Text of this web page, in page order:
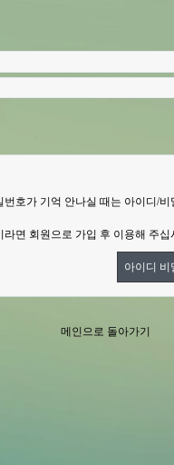
번호가 기억 안나실 때는 아이디/비
라면 회원으로 가입 후 이용해 주십
아이디 비
메인으로 돌아가기